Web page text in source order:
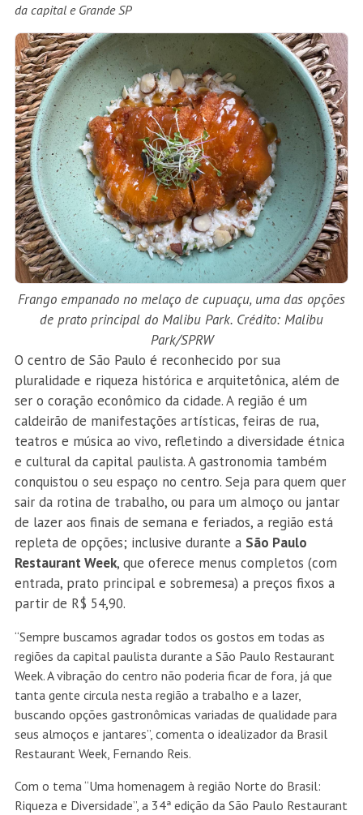
da capital e Grande SP
Frango empanado no melaço de cupuaçu, uma das opções
de prato principal do Malibu Park. Crédito: Malibu
Park/SPRW
O centro de São Paulo é reconhecido por sua
pluralidade e riqueza histórica e arquitetônica, além de
ser o coração econômico da cidade. A região é um
caldeirão de manifestações artísticas, feiras de rua,
teatros e música ao vivo, refletindo a diversidade étnica
e cultural da capital paulista. A gastronomia também
conquistou o seu espaço no centro. Seja para quem quer
sair da rotina de trabalho, ou para um almoço ou jantar
de lazer aos finais de semana e feriados, a região está
repleta de opções; inclusive durante a São Paulo
Restaurant Week, que oferece menus completos (com
entrada, prato principal e sobremesa) a preços fixos a
partir de R$ 54,90.
“Sempre buscamos agradar todos os gostos em todas as
regiões da capital paulista durante a São Paulo Restaurant
Week. A vibração do centro não poderia ficar de fora, já que
tanta gente circula nesta região a trabalho e a lazer,
buscando opções gastronômicas variadas de qualidade para
seus almoços e jantares”, comenta o idealizador da Brasil
Restaurant Week, Fernando Reis.
Com o tema “Uma homenagem à região Norte do Brasil:
Riqueza e Diversidade”, a 34ª edição da São Paulo Restaurant